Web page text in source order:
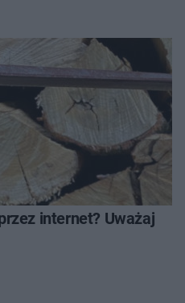
internet? Uważaj